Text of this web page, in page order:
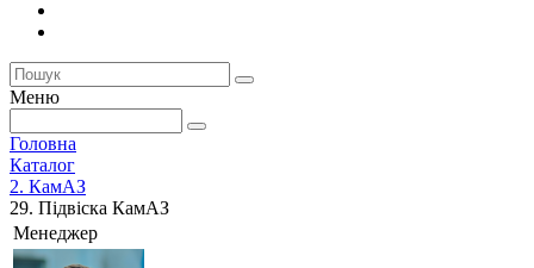
Меню
Головна
Каталог
2. КамАЗ
29. Підвіска КамАЗ
Менеджер